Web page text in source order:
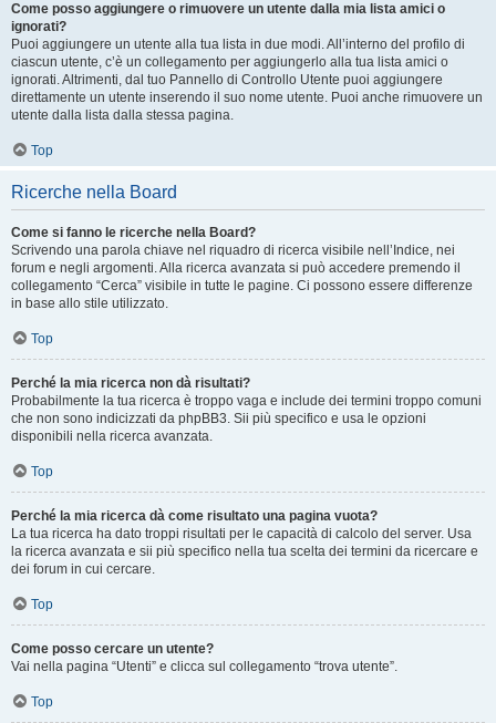
Come posso aggiungere o rimuovere un utente dalla mia lista amici o
ignorati?
Puoi aggiungere un utente alla tua lista in due modi. All’interno del profilo di
ciascun utente, c’è un collegamento per aggiungerlo alla tua lista amici o
ignorati. Altrimenti, dal tuo Pannello di Controllo Utente puoi aggiungere
direttamente un utente inserendo il suo nome utente. Puoi anche rimuovere un
utente dalla lista dalla stessa pagina.
Top
Ricerche nella Board
Come si fanno le ricerche nella Board?
Scrivendo una parola chiave nel riquadro di ricerca visibile nell’Indice, nei
forum e negli argomenti. Alla ricerca avanzata si può accedere premendo il
collegamento “Cerca” visibile in tutte le pagine. Ci possono essere differenze
in base allo stile utilizzato.
Top
Perché la mia ricerca non dà risultati?
Probabilmente la tua ricerca è troppo vaga e include dei termini troppo comuni
che non sono indicizzati da phpBB3. Sii più specifico e usa le opzioni
disponibili nella ricerca avanzata.
Top
Perché la mia ricerca dà come risultato una pagina vuota?
La tua ricerca ha dato troppi risultati per le capacità di calcolo del server. Usa
la ricerca avanzata e sii più specifico nella tua scelta dei termini da ricercare e
dei forum in cui cercare.
Top
Come posso cercare un utente?
Vai nella pagina “Utenti” e clicca sul collegamento “trova utente”.
Top